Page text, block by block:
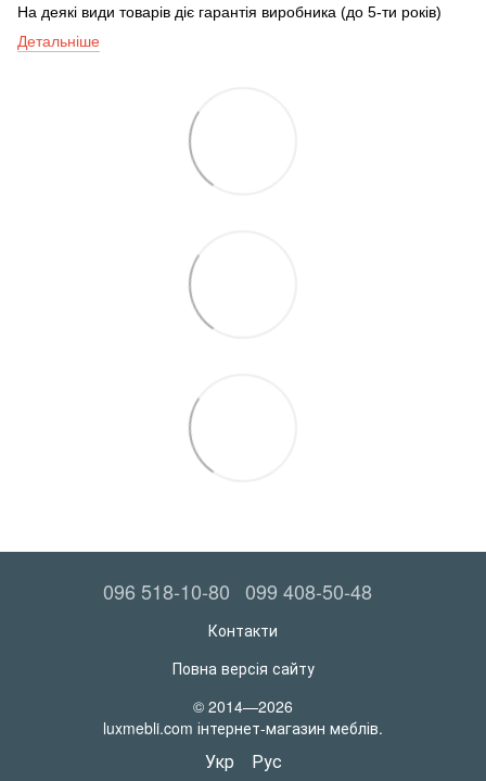
На деякі види товарів діє гарантія виробника (до 5-ти років)
Детальніше
096 518-10-80 099 408-50-48
Контакти
Повна версія сайту
© 2014—2026
luxmebli.com інтернет-магазин меблів.
Укр Рус